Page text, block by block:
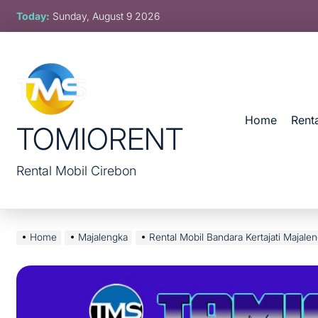
Today: Sunday, August 9 2026
TOMIORENT
Rental Mobil Cirebon
Home
Home Majalengka Rental Mobil Bandara Kertajati